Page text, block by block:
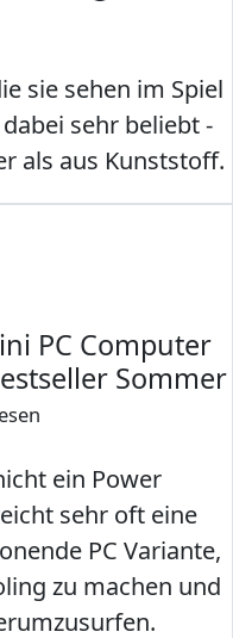
sie sehen im Spiel
sehr beliebt -
als aus Kunststoff.
PC Computer
Sommer
ein Power
sehr oft eine
PC Variante,
zu machen und